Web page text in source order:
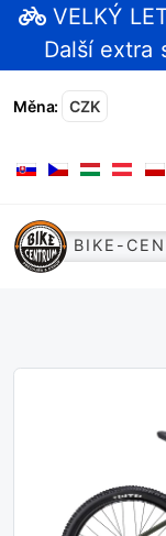
VELKÝ
Další extra
Měna: CZK
Zvolte jazyk
BIKE-